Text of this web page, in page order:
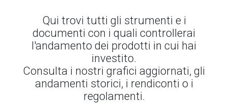
Qui trovi tutti gli strumenti e i
documenti con i quali controllerai
l'andamento dei prodotti in cui hai
investito.
Consulta i nostri grafici aggiornati, gli
andamenti storici, i rendiconti o i
regolamenti.